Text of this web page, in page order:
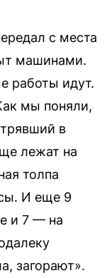
с места
машинами.
работы идут.
мы поняли,
в
лежат на
толпа
И еще 9
и 7 — на
загорают».